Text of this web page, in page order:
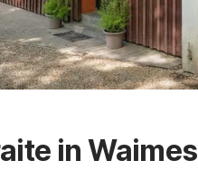
in Waimes